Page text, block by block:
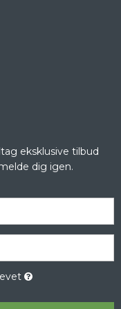
eksklusive tilbud
dig igen.